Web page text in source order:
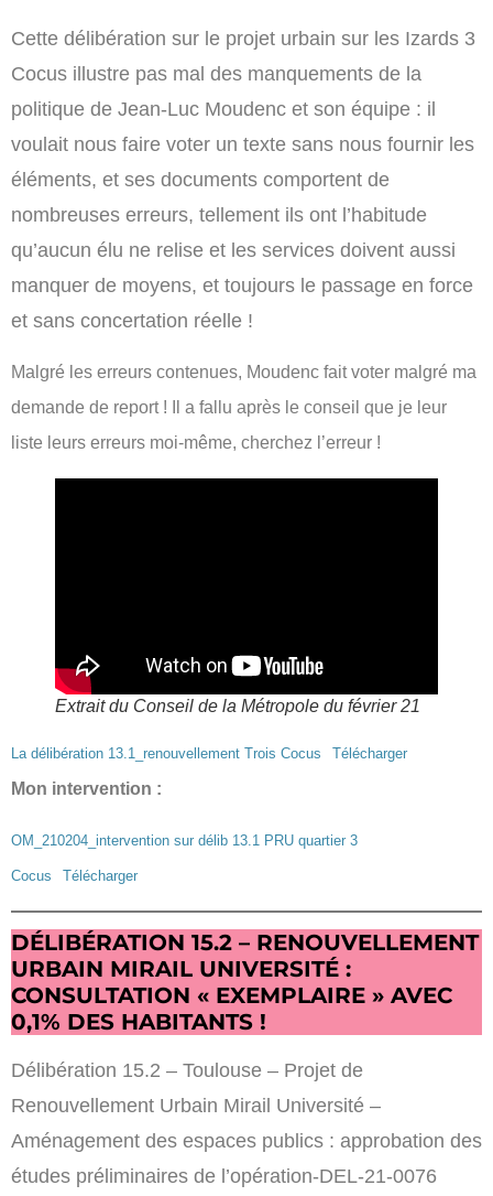
Cette délibération sur le projet urbain sur les Izards 3
Cocus illustre pas mal des manquements de la
politique de Jean-Luc Moudenc et son équipe : il
voulait nous faire voter un texte sans nous fournir les
éléments, et ses documents comportent de
nombreuses erreurs, tellement ils ont l’habitude
qu’aucun élu ne relise et les services doivent aussi
manquer de moyens, et toujours le passage en force
et sans concertation réelle !
Malgré les erreurs contenues, Moudenc fait voter malgré ma
demande de report ! Il a fallu après le conseil que je leur
liste leurs erreurs moi-même, cherchez l’erreur !
Extrait du Conseil de la Métropole du février 21
La délibération 13.1_renouvellement Trois Cocus Télécharger
Mon intervention :
OM_210204_intervention sur délib 13.1 PRU quartier 3
Cocus Télécharger
DÉLIBÉRATION 15.2 – RENOUVELLEMENT
URBAIN MIRAIL UNIVERSITÉ :
CONSULTATION « EXEMPLAIRE » AVEC
0,1% DES HABITANTS !
Délibération 15.2 – Toulouse – Projet de
Renouvellement Urbain Mirail Université –
Aménagement des espaces publics : approbation des
études préliminaires de l’opération-DEL-21-0076